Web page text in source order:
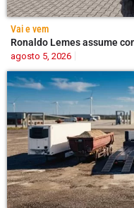
Vai e vem
Ronaldo Lemes assume
agosto 5, 2026